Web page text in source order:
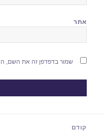
אתר
שמור בדפדפן זה את השם,
קודם